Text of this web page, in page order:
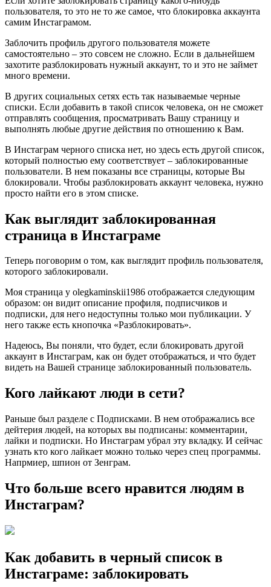
пользователя, то это не то же самое, что блокировка аккаунта
самим Инстаграмом.
Заблочить профиль другого пользователя можете
самостоятельно – это совсем не сложно. Если в дальнейшем
захотите разблокировать нужный аккаунт, то и это не займет
много времени.
В других социальных сетях есть так называемые черные
списки. Если добавить в такой список человека, он не сможет
отправлять сообщения, просматривать Вашу страницу и
выполнять любые другие действия по отношению к Вам.
В Инстаграм черного списка нет, но здесь есть другой список,
который полностью ему соответствует – заблокированные
пользователи. В нем показаны все страницы, которые Вы
блокировали. Чтобы разблокировать аккаунт человека, нужно
просто найти его в этом списке.
Как выглядит заблокированная
страница в Инстаграме
Теперь поговорим о том, как выглядит профиль пользователя,
которого заблокировали.
Моя страница у olegkaminskii1986 отображается следующим
образом: он видит описание профиля, подписчиков и
подписки, для него недоступны только мои публикации. У
него также есть кнопочка «Разблокировать».
Надеюсь, Вы поняли, что будет, если блокировать другой
аккаунт в Инстаграм, как он будет отображаться, и что будет
видеть на Вашей странице заблокированный пользователь.
Кого лайкают люди в сети?
Раньше был разделе с Подписками. В нем отображались все
дейтерия людей, на которых вы подписаны: комментарии,
лайки и подписки. Но Инстаграм убрал эту вкладку. И сейчас
узнать кто кого лайкает можно только через спец программы.
Напрмиер, шпион от Зенграм.
Что больше всего нравится людям в
Инстаграм?
Как добавить в черный список в
Инстаграме: заблокировать